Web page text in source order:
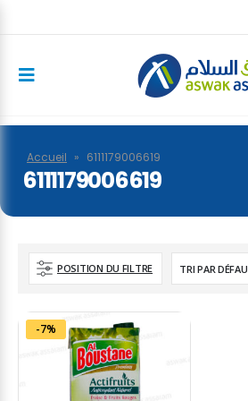
Accueil » 6111179006619
6111179006619
POSITION DU FILTRE
-7%